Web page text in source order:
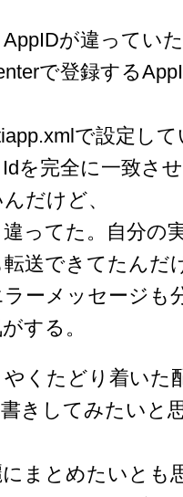
が違っていた
で登録する
で設定して
を完全に一致さ
だけど、
ってた。自分の
送できてたんだ
ーメッセージも
する。
くたどり着いた
きしてみたいと
まとめたいとも